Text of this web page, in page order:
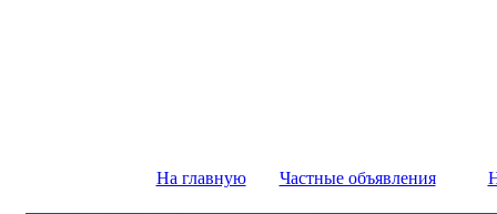
На главную Частные объявления